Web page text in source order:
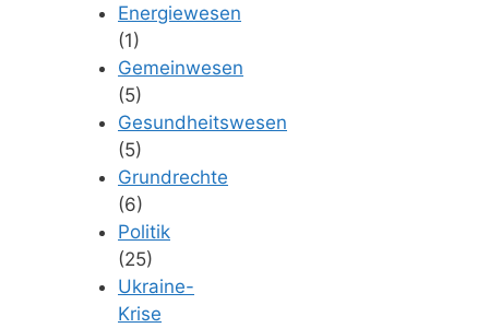
Energiewesen
(1)
Gemeinwesen
(5)
Gesundheitswesen
(5)
Grundrechte
(6)
Politik
(25)
Ukraine-
Krise